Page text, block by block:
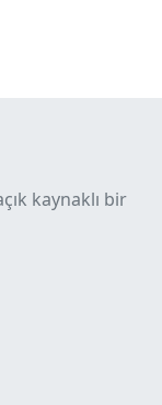
kaynaklı bir